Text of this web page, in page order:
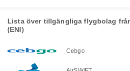
Lista över tillgängliga flygbolag
(ENI)
Cebgo